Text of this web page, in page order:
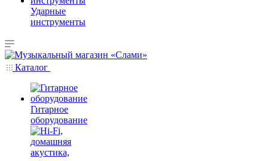
Ударные
инструменты
Каталог
Гитарное
оборудование